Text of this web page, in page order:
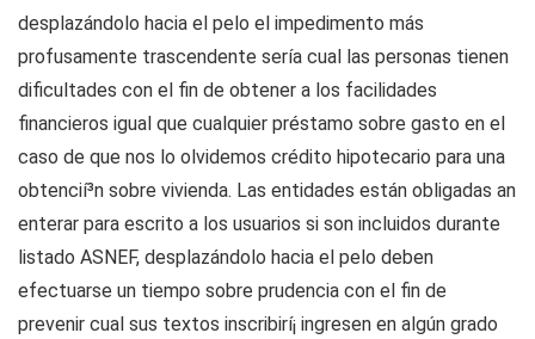
desplazándolo hacia el pelo el impedimento más
profusamente trascendente serí­a cual las personas tienen
dificultades con el fin de obtener a los facilidades
financieros igual que cualquier préstamo sobre gasto en el
caso de que nos lo olvidemos crédito hipotecario para una
obtencií³n sobre vivienda. Las entidades están obligadas an
enterar para escrito a los usuarios si son incluidos durante
listado ASNEF, desplazándolo hacia el pelo deben
efectuarse un tiempo sobre prudencia con el fin de
prevenir cual sus textos inscribirí¡ ingresen en algún grado